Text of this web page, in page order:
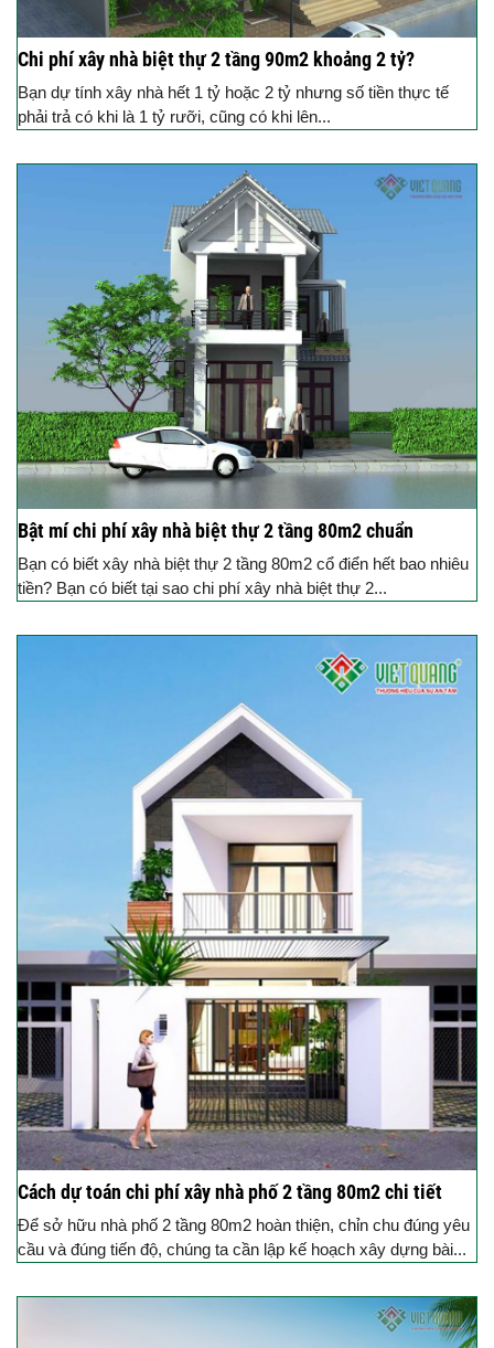
Chi phí xây nhà biệt thự 2 tầng 90m2 khoảng 2 tỷ?
Bạn dự tính xây nhà hết 1 tỷ hoặc 2 tỷ nhưng số tiền thực tế
phải trả có khi là 1 tỷ rưỡi, cũng có khi lên...
Bật mí chi phí xây nhà biệt thự 2 tầng 80m2 chuẩn
Bạn có biết xây nhà biệt thự 2 tầng 80m2 cổ điển hết bao nhiêu
tiền? Bạn có biết tại sao chi phí xây nhà biệt thự 2...
Cách dự toán chi phí xây nhà phố 2 tầng 80m2 chi tiết
Để sở hữu nhà phố 2 tầng 80m2 hoàn thiện, chỉn chu đúng yêu
cầu và đúng tiến độ, chúng ta cần lập kế hoạch xây dựng bài...